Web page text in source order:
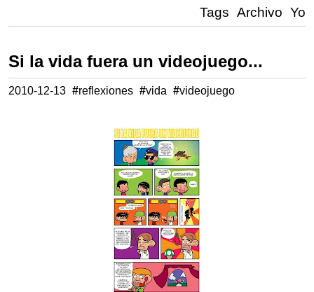
Tags Archivo Yo
Si la vida fuera un videojuego...
2010-12-13 #reflexiones #vida #videojuego